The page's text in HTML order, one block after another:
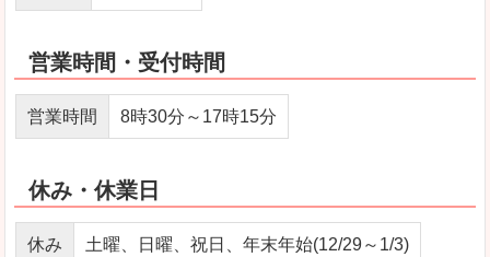
営業時間・受付時間
営業時間 8時30分～17時15分
休み・休業日
休み 土曜、日曜、祝日、年末年始(12/29～1/3)